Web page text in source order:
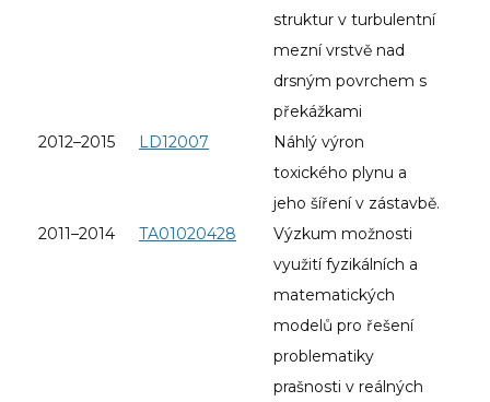
struktur v turbulentní
mezní vrstvě nad
drsným povrchem s
překážkami
2012–2015
LD12007
Náhlý výron
toxického plynu a
jeho šíření v zástavbě.
2011–2014
TA01020428
Výzkum možnosti
využití fyzikálních a
matematických
modelů pro řešení
problematiky
prašnosti v reálných